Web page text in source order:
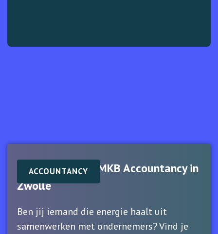
ACCOUNTANCY
Senior Manager MKB Accountancy in
Zwolle
Ben jij iemand die energie haalt uit
samenwerken met ondernemers? Vind je